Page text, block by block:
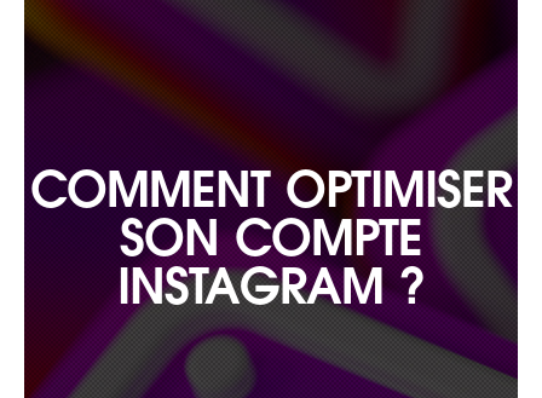
COMMENT OPTIMISER
SON COMPTE
INSTAGRAM ?